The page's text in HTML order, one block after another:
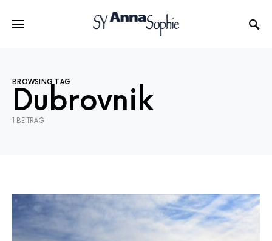
BROWSING TAG
Dubrovnik
1 BEITRAG